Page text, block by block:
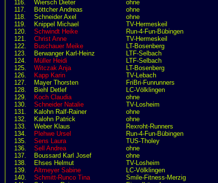
116.
Wiersch Dieter
ohne
117.
Böttcher Andreas
ohne
118.
Schneider Axel
ohne
119.
Knippel Michael
TV-Hermeskeil
120.
Schwindt Heike
Run-4-Fun-Bübingen
121.
Christ Anne
TV-Hermeskeil
122.
Buschauer Meike
LT-Bosenberg
123.
Berwanger Karl-Heinz
LTF-Selbach
124.
Müller Heidi
LTF-Selbach
125.
Witczak Anja
LT-Bosenberg
126.
Kapp Karin
TV-Lebach
127.
Mayer Thorsten
FriBri-Funrunners
128.
Biehl Detlef
LC-Völklingen
129.
Koch Claudia
ohne
130.
Schneider Natalie
TV-Losheim
131.
Kalohn Ralf-Rainer
ohne
132.
Kalohn Patrick
ohne
133.
Weber Klaus
Rexroht-Runners
134.
Plehwe Ursel
Run-4-Fun-Bübingen
135.
Sens Laura
TUS-Tholey
136.
Sell Andrea
ohne
137.
Boussard Karl Josef
ohne
138.
Ehses Helmut
TV-Losheim
139.
Altmeyer Sabine
LC-Völklingen
140.
Schmitt-Runco Tina
Smile-Fitness-Merzig